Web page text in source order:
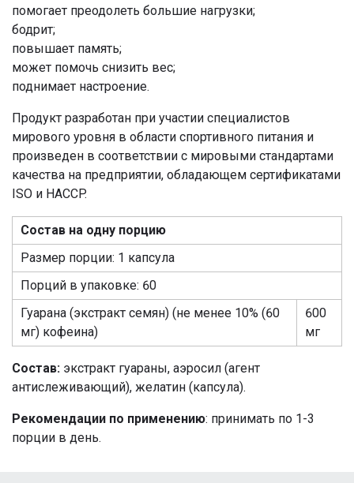
помогает преодолеть большие нагрузки;
бодрит;
повышает память;
может помочь снизить вес;
поднимает настроение.
Продукт разработан при участии специалистов
мирового уровня в области спортивного питания и
произведен в соответствии с мировыми стандартами
качества на предприятии, обладающем сертификатами
ISO и HACCP.
Состав на одну порцию
Размер порции: 1 капсула
Порций в упаковке: 60
Гуарана (экстракт семян) (не менее 10% (60
мг) кофеина)
600
мг
Состав: экстракт гуараны, аэросил (агент
антислеживающий), желатин (капсула).
Рекомендации по применению: принимать по 1-3
порции в день.